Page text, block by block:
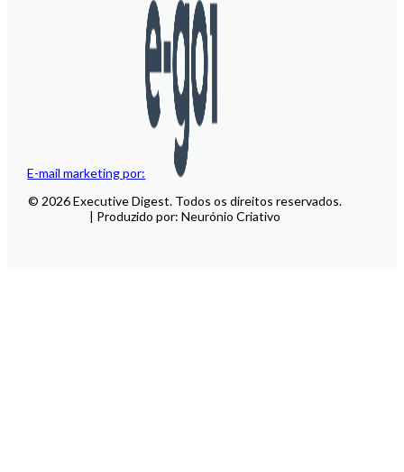
E-mail marketing por:
© 2026 Executive Digest. Todos os direitos reservados.
| Produzido por: Neurónio Criativo